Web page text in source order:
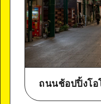
ถนนช้อปปิ้งโอ